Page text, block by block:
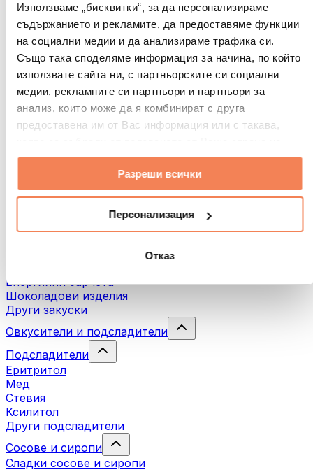
Използваме „бисквитки“, за да персонализираме
съдържанието и рекламите, да предоставяме функции
на социални медии и да анализираме трафика си.
Също така споделяме информация за начина, по който
използвате сайта ни, с партньорските си социални
медии, рекламните си партньори и партньори за
анализ, които може да я комбинират с друга
предоставена им от Вас информация или с такава,
услугите им.
Разреши всички
Персонализация
Отказ
Хляб и печива
Бобови култури
Други
Ядкови масла
100% Ядкови масла
Сладки ядкови масла
Протеинови ядкови масла
Суперхрани
Зелени суперхрани
Фибри
Други суперхрани
3акуски
Протеинови бaрове
Сушено месо
Сушени плодове
Енергийни барчета
Шоколадови изделия
Други закуски
Овкусители и подсладители
Подсладители
Еритритол
Мед
Стевия
Ксилитол
Други подсладители
Сосове и сиропи
Сладки сосове и сиропи